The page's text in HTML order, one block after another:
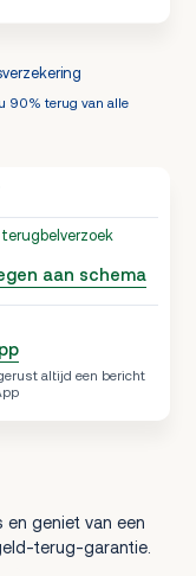
90% terug van alle
aan schema
altijd een bericht
geniet van een
terug-garantie.